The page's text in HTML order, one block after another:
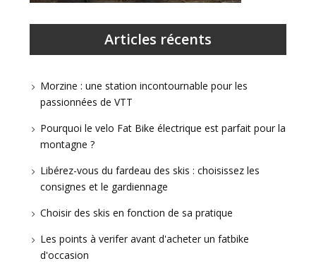
Articles récents
Morzine : une station incontournable pour les
passionnées de VTT
Pourquoi le velo Fat Bike électrique est parfait pour la
montagne ?
Libérez-vous du fardeau des skis : choisissez les
consignes et le gardiennage
Choisir des skis en fonction de sa pratique
Les points à verifer avant d'acheter un fatbike
d'occasion